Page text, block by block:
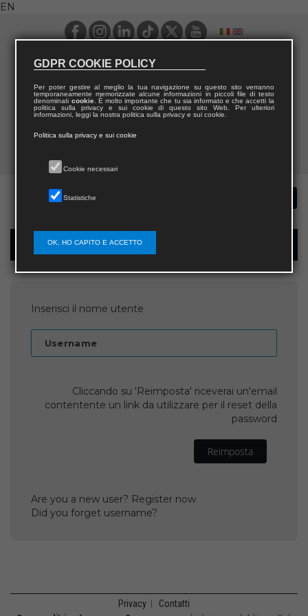
EN
Password recovery
Inserisci il nome utente
Username
Cliccando su 'Reimposta' riceverai un'email
contentente un link da utilizzare per il reset della
password
Reimposta
Are you a new user? Register now
Did you forget username?
Privacy Contatti
GDPR COOKIE POLICY
Per poter gestire al meglio la tua navigazione su questo sito verranno
temporaneamente memorizzate alcune informazioni in piccoli file di testo
denominati cookie. È molto importante che tu sia informato e che accetti la
politica sulla privacy e sui cookie di questo sito Web. Per ulteriori
informazioni, leggi la nostra politica sulla privacy e sui cookie.
Politica sulla privacy e sui cookie
Cookie necessari
Statistiche
OK, HO CAPITO E ACCETTO